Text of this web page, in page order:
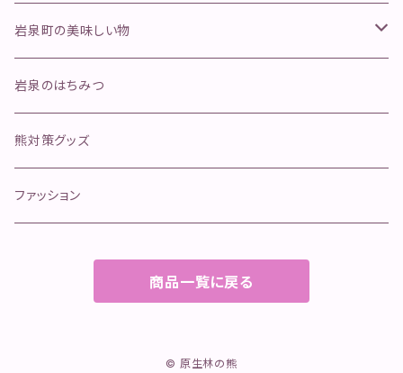
行者にんにく
そのほかのきのこ
ペットフード
ジャーキー
ボイル
手作り本革安全首環
マグロ寄り返しリード
オールステンレスリード
岩泉町の美味しい物
天然岩魚
岩泉ヨーグルト
イタチハギの蜂蜜
岩泉のはちみつ
熊対策グッズ
ファッション
商品一覧に戻る
© 原生林の熊